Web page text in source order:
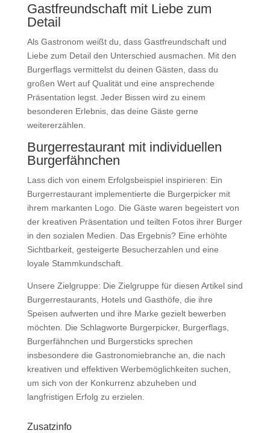
Gastfreundschaft mit Liebe zum
Detail
Als Gastronom weißt du, dass Gastfreundschaft und
Liebe zum Detail den Unterschied ausmachen. Mit den
Burgerflags vermittelst du deinen Gästen, dass du
großen Wert auf Qualität und eine ansprechende
Präsentation legst. Jeder Bissen wird zu einem
besonderen Erlebnis, das deine Gäste gerne
weitererzählen.
Burgerrestaurant mit individuellen
Burgerfähnchen
Lass dich von einem Erfolgsbeispiel inspirieren: Ein
Burgerrestaurant implementierte die Burgerpicker mit
ihrem markanten Logo. Die Gäste waren begeistert von
der kreativen Präsentation und teilten Fotos ihrer Burger
in den sozialen Medien. Das Ergebnis? Eine erhöhte
Sichtbarkeit, gesteigerte Besucherzahlen und eine
loyale Stammkundschaft.
Unsere Zielgruppe: Die Zielgruppe für diesen Artikel sind
Burgerrestaurants, Hotels und Gasthöfe, die ihre
Speisen aufwerten und ihre Marke gezielt bewerben
möchten. Die Schlagworte Burgerpicker, Burgerflags,
Burgerfähnchen und Burgersticks sprechen
insbesondere die Gastronomiebranche an, die nach
kreativen und effektiven Werbemöglichkeiten suchen,
um sich von der Konkurrenz abzuheben und
langfristigen Erfolg zu erzielen.
Zusatzinfo